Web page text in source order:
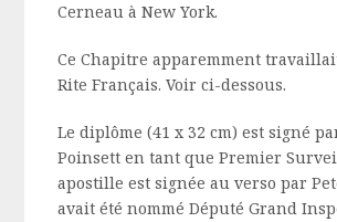
Cerneau à New York.
Ce Chapitre apparemment
Rite Français. Voir ci-dessous.
Le diplôme (41 x 32 cm) est signé
Poinsett en tant que Premier
apostille est signée au verso par
avait été nommé Député Grand